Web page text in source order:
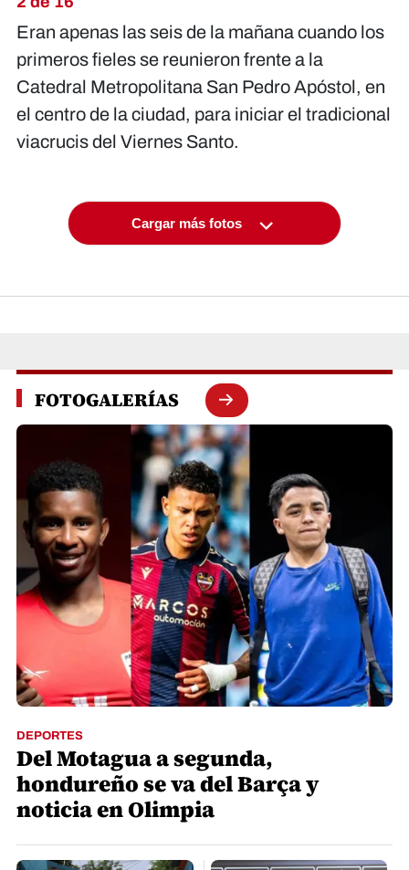
Eran apenas las seis de la mañana cuando los
primeros fieles se reunieron frente a la
Catedral Metropolitana San Pedro Apóstol, en
el centro de la ciudad, para iniciar el tradicional
viacrucis del Viernes Santo.
Cargar más fotos
FOTOGALERÍAS
DEPORTES
Del Motagua a segunda,
hondureño se va del Barça y
noticia en Olimpia